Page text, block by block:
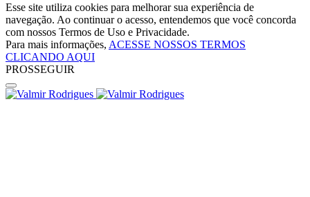
Esse site utiliza cookies para melhorar sua experiência de
navegação. Ao continuar o acesso, entendemos que você concorda
com nossos Termos de Uso e Privacidade.
Para mais informações, ACESSE NOSSOS TERMOS
CLICANDO AQUI
PROSSEGUIR